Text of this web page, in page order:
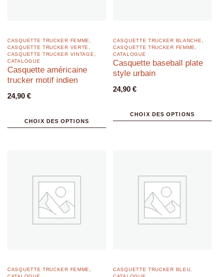
CASQUETTE TRUCKER FEMME
CASQUETTE TRUCKER VERTE
CASQUETTE TRUCKER VINTAGE
CATALOGUE
Casquette américaine
trucker motif indien
24,90 €
CHOIX DES OPTIONS
CASQUETTE TRUCKER BLANCHE
CASQUETTE TRUCKER FEMME
CATALOGUE
Casquette baseball plate
style urbain
24,90 €
CHOIX DES OPTIONS
CASQUETTE TRUCKER FEMME CASQUETTE TRUCKER BLEU